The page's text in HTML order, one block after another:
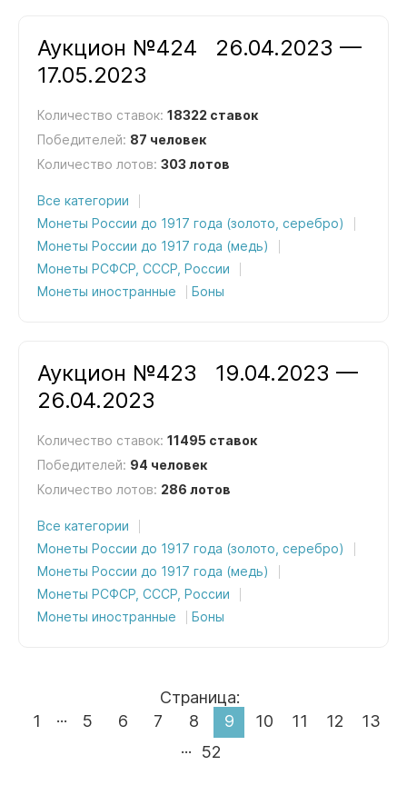
Аукцион №424
26.04.2023 —
17.05.2023
Количество ставок: 18322 ставок
Победителей: 87 человек
Количество лотов: 303 лотов
Все категории
Монеты России до 1917 года (золото, серебро)
Монеты России до 1917 года (медь)
Монеты РСФСР, СССР, России
Монеты иностранные
Боны
Аукцион №423
19.04.2023 —
26.04.2023
Количество ставок: 11495 ставок
Победителей: 94 человек
Количество лотов: 286 лотов
Все категории
Монеты России до 1917 года (золото, серебро)
Монеты России до 1917 года (медь)
Монеты РСФСР, СССР, России
Монеты иностранные
Боны
Страница:
1
... 5 6 7 8 9 10 11 12
13
...
52